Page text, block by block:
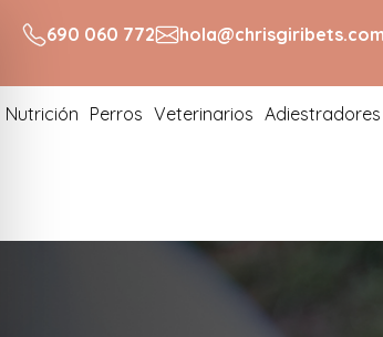
690 060 772 hola@chrisgiribets.com
Nutrición Perros Veterinarios Adiestradores